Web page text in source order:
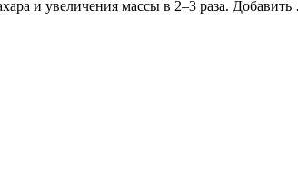
и увеличения массы в 2–3 раза.